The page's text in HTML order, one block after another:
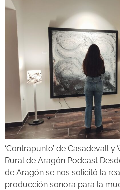
‘Contrapunto’ de Casadevall y
Rural de Aragón Podcast
de Aragón se nos solicitó la
producción sonora para la